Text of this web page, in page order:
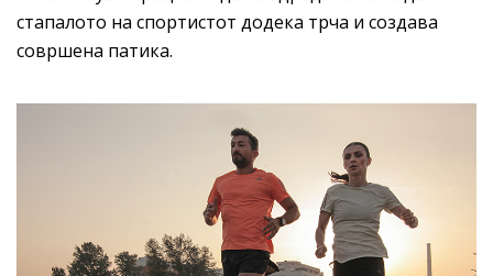
стапалото на спортистот додека трча и создава
совршена патика.